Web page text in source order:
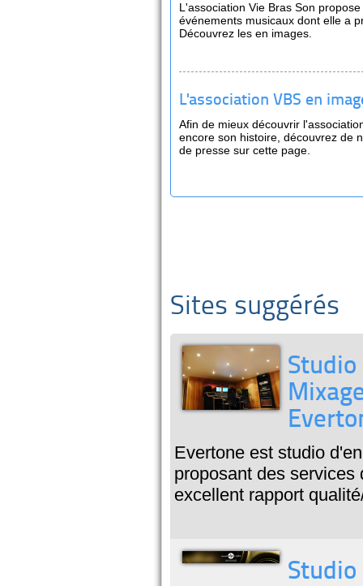
L'association Vie Bras Son
événements musicaux dont elle a
Découvrez les en images.
L'association VBS en
Afin de mieux découvrir
encore son histoire, découvrez de
de presse sur cette page.
Sites suggérés
Evertone est studio
proposant des
excellent rapport
Studio